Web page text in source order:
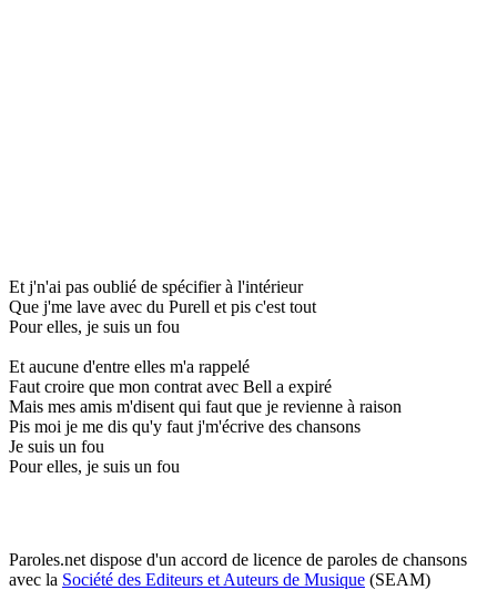
Et j'n'ai pas oublié de spécifier à l'intérieur
Que j'me lave avec du Purell et pis c'est tout
Pour elles, je suis un fou
Et aucune d'entre elles m'a rappelé
Faut croire que mon contrat avec Bell a expiré
Mais mes amis m'disent qui faut que je revienne à raison
Pis moi je me dis qu'y faut j'm'écrive des chansons
Je suis un fou
Pour elles, je suis un fou
Paroles.net dispose d'un accord de licence de paroles de chansons
avec la Société des Editeurs et Auteurs de Musique (SEAM)